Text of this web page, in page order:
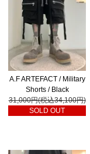
A.F ARTEFACT / Military
Shorts / Black
31,000円(税込34,100円)
SOLD OUT